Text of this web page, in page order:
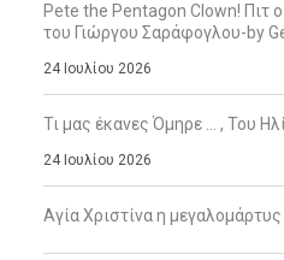
Pete the Pentagon Clown! Πιτ
του Γιώργου Σαράφογλου-by
24 Ιουλίου 2026
Τι μας έκανες Όμηρε … , Του
24 Ιουλίου 2026
Αγία Χριστίνα η μεγαλομάρτυς